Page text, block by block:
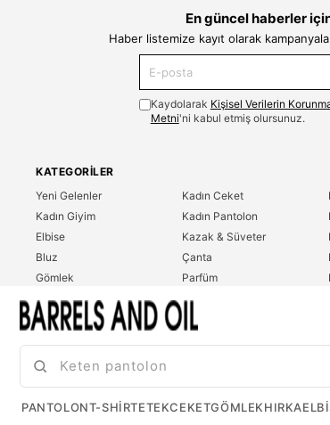
En güncel haberler
Haber listemize kayıt olarak
Kaydolarak Kişisel Verilerin
Metni'ni kabul etmiş olursunuz.
KATEGORILER
Yeni Gelenler
Kadın Giyim
Elbise
Bluz
Gömlek
T-Shirt
Sweatshirt
Kadın Ceket
Kadın Pantolon
Kazak & Süveter
Çanta
Parfüm
Erkek Giyim
PANTOLONT-SHIRTETEKCEKETGÖMLEKHIRKA